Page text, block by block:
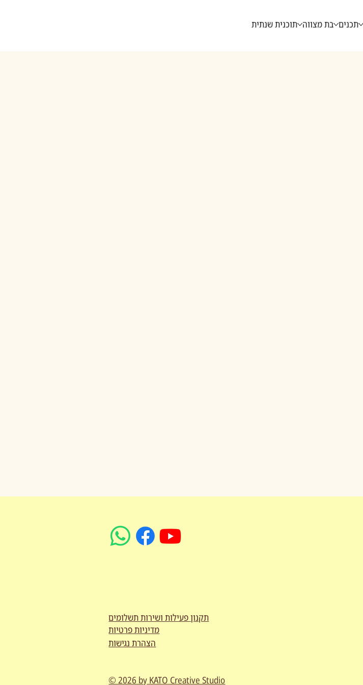
תכנים בת מצווה תוכנית שנתית
תקנון פעילות ושירות תשלומים
מדיניות פרטיות
הצהרת נגישות
© 2026 by KATO Creative Studio